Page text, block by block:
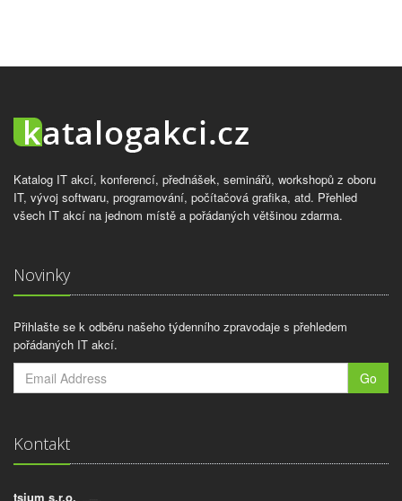
Katalog IT akcí, konferencí, přednášek, seminářů, workshopů z oboru
IT, vývoj softwaru, programování, počítačová grafika, atd. Přehled
všech IT akcí na jednom místě a pořádaných většinou zdarma.
Novinky
Přihlašte se k odběru našeho týdenního zpravodaje s přehledem
pořádaných IT akcí.
Go
Kontakt
tsium s.r.o.